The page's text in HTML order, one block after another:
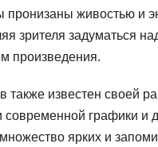
пронизаны живостью и
зрителя задуматься
произведения.
также известен своей
современной графики и
ярких и